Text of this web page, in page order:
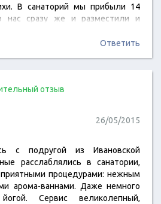
В санаторий мы прибыли 14
нас сразу же и разместили и
идти 5 минут с учетом выхода
Ответить
отзыв
26/05/2015
с подругой из Ивановской
расслаблялись в санатории,
процедурами: нежным
арома-ваннами. Даже немного
Сервис великолепный,